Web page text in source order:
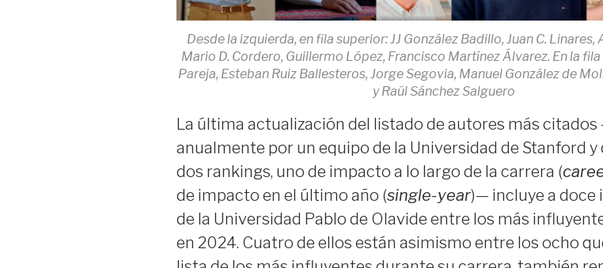
Desde la izquierda, en fila superior: JJ González Badillo, Juan C.
Mario D. Cordero, Guillermo López, Francisco Martínez Álvarez. En la
Pareja, Esteban Ruiz Ballesteros, Jorge Segovia, Manuel González de
y Raúl Sánchez Salguero
La última actualización del listado de autores más
anualmente por un equipo de la Universidad de Stanford y
dos rankings, uno de impacto a lo largo de la carrera (
de impacto en el último año (single-year)— incluye a doce
de la Universidad Pablo de Olavide entre los más
en 2024. Cuatro de ellos están asimismo entre los ocho